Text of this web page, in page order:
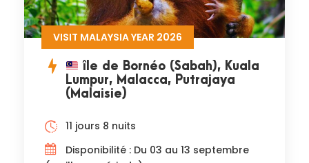
VISIT MALAYSIA YEAR 2026
île de Bornéo (Sabah), Kuala
Lumpur, Malacca, Putrajaya
(Malaisie)
11 jours 8 nuits
Disponibilité : Du 03 au 13 septembre